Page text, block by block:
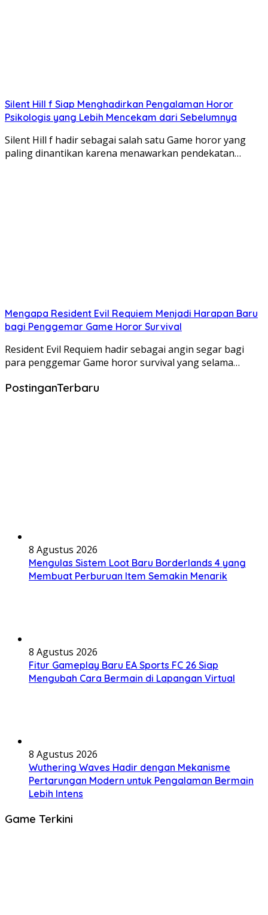
Silent Hill f Siap Menghadirkan Pengalaman Horor
Psikologis yang Lebih Mencekam dari Sebelumnya
Silent Hill f hadir sebagai salah satu Game horor yang
paling dinantikan karena menawarkan pendekatan…
Mengapa Resident Evil Requiem Menjadi Harapan Baru
bagi Penggemar Game Horor Survival
Resident Evil Requiem hadir sebagai angin segar bagi
para penggemar Game horor survival yang selama…
PostinganTerbaru
8 Agustus 2026
Mengulas Sistem Loot Baru Borderlands 4 yang
Membuat Perburuan Item Semakin Menarik
8 Agustus 2026
Fitur Gameplay Baru EA Sports FC 26 Siap
Mengubah Cara Bermain di Lapangan Virtual
8 Agustus 2026
Wuthering Waves Hadir dengan Mekanisme
Pertarungan Modern untuk Pengalaman Bermain
Lebih Intens
Game Terkini